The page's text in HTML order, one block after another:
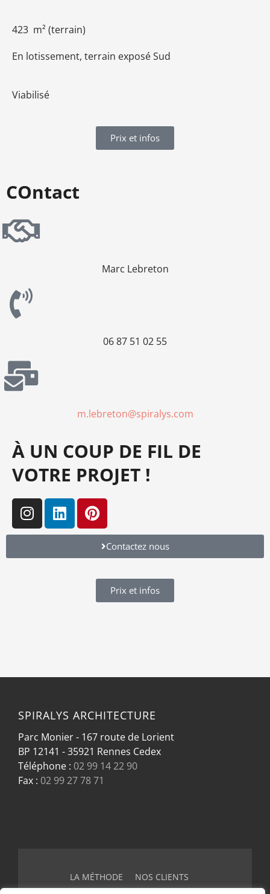
423 m² (terrain)
En lotissement, terrain exposé Sud
Viabilisé
Prix et infos
COntact
Marc Lebreton
06 87 51 02 55
m.lebreton@spiralys.com
À UN COUP DE FIL DE
VOTRE PROJET !
Contactez nous
Prix et infos
SPIRALYS ARCHITECTURE
Parc Monier - 167 route de Lorient
BP 12141 - 35921 Rennes Cedex
Téléphone : 02 99 14 22 90
Fax : 02 99 27 78 71
LA MÉTHODE
NOS CLIENTS